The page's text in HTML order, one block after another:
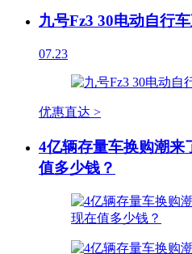
九号Fz3 30电动自行
07.23
优惠直达 >
4亿辆存量车换购潮来
值多少钱？